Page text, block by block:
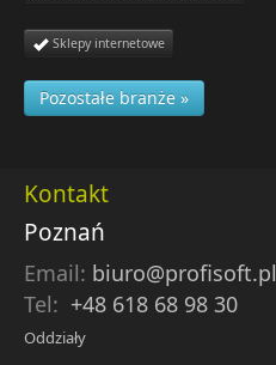
Sklepy internetowe
Pozostałe branże »
Kontakt
Poznań
Email: biuro@profisoft.pl
Tel: +48 618 68 98 30
Oddziały